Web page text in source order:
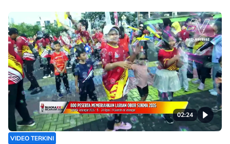
02:24
VIDEO TERKINI